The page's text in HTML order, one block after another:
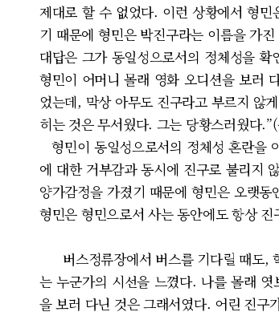
제대로 할 수 없었다. 이런 상황에서 형
기 때문에 형민은 박진구라는 이름을 가
대답은 그가 동일성으로서의 정체성을
형민이 어머니 몰래 영화 오디션을 보러
었는데, 막상 아무도 진구라고 부르지 않
히는 것은 무서웠다. 그는 당황스러웠다
형민이 동일성으로서의 정체성 혼란을
에 대한 거부감과 동시에 진구로 불리지
양가감정을 가졌기 때문에 형민은 오랫
형민은 형민으로서 사는 동안에도 항상
버스정류장에서 버스를 기다릴 때도,
는 누군가의 시선을 느꼈다. 나를 몰래
을 보러 다닌 것은 그래서였다. 어린 진